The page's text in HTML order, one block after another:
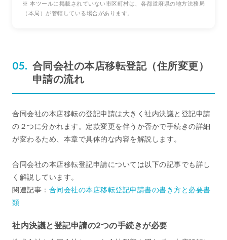
※ 本ツールに掲載されていない市区町村は、各都道府県の地方法務局
（本局）が管轄している場合があります。
合同会社の本店移転登記（住所変更）
申請の流れ
合同会社の本店移転の登記申請は大きく社内決議と登記申請
の２つに分かれます。定款変更を伴うか否かで手続きの詳細
が変わるため、本章で具体的な内容を解説します。
合同会社の本店移転登記申請については以下の記事でも詳し
く解説しています。
関連記事： 合同会社の本店移転登記申請書の書き方と必要書
類
社内決議と登記申請の2つの手続きが必要